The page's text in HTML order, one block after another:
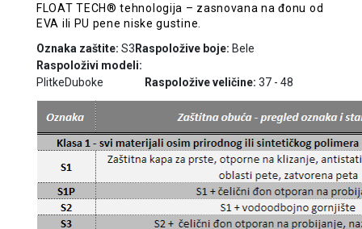
FLOAT TECH® tehnologija – zasnovana na đonu od
EVA ili PU pene niske gustine.
Oznaka zaštite: S3 Raspoložive boje: Bele
Raspoloživi modeli:
PlitkeDuboke Raspoložive veličine: 37 - 48